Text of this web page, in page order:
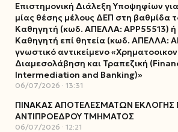
Επιστημονική Διάλεξη Υποψηφίων
μίας θέσης μέλους ΔΕΠ στη βαθμίδα
Καθηγητή (κωδ. ΑΠΕΛΛΑ: ΑΡΡ55513) ή
Καθηγητή επί θητεία (κωδ. ΑΠΕΛΛΑ:
γνωστικό αντικείμενο
Διαμεσολάβηση και Τραπεζική
Intermediation and Banking)»
06/07/2026 13:31
ΠΙΝΑΚΑΣ ΑΠΟΤΕΛΕΣΜΑΤΩΝ ΕΚΛΟΓΗΣ
ΑΝΤΙΠΡΟΕΔΡΟΥ ΤΜΗΜΑΤΟΣ
06/07/2026 12:21